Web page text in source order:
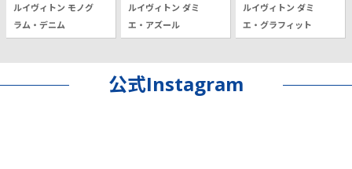
ルイヴィトン モノグ
ラム・デニム
ルイヴィトン ダミ
エ・アズール
ルイヴィトン ダミ
エ・グラフィット
公式Instagram